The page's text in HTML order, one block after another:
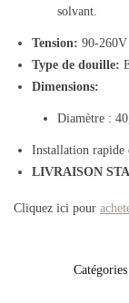
solvant.
Tension: 90-260V
Type de douille:
Dimensions:
Diamètre :
Installation rapide
LIVRAISON
Cliquez ici pour